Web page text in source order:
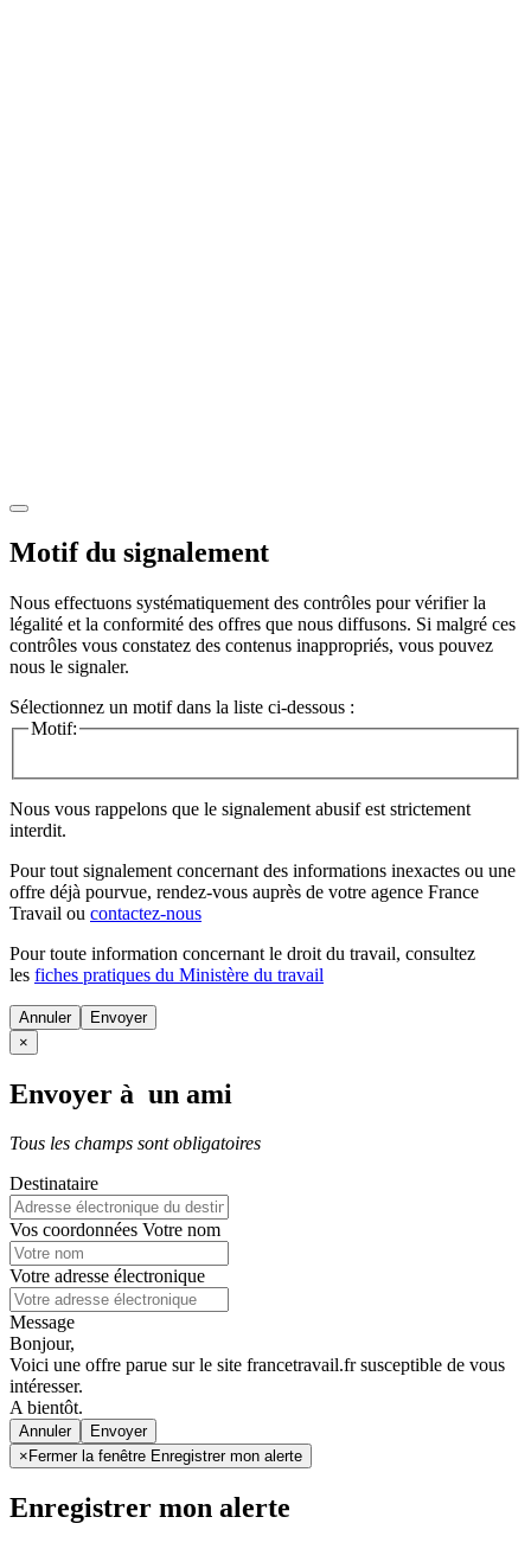
Motif du signalement
Nous effectuons systématiquement des contrôles pour vérifier la
légalité et la conformité des offres que nous diffusons. Si malgré ces
contrôles vous constatez des contenus inappropriés, vous pouvez
nous le signaler.
Sélectionnez un motif dans la liste ci-dessous :
Motif:
Nous vous rappelons que le signalement abusif est strictement
interdit.
Pour tout signalement concernant des informations inexactes ou une
offre déjà pourvue, rendez-vous auprès de votre agence France
Travail ou contactez-nous
Pour toute information concernant le droit du travail, consultez
les fiches pratiques du Ministère du travail
Annuler
×
Envoyer à un ami
Tous les champs sont obligatoires
Destinataire
Vos coordonnées Votre nom
Votre adresse électronique
Message
Bonjour,
Voici une offre parue sur le site francetravail.fr susceptible de vous
intéresser.
A bientôt.
Annuler
× Fermer la fenêtre Enregistrer mon alerte
Enregistrer mon alerte